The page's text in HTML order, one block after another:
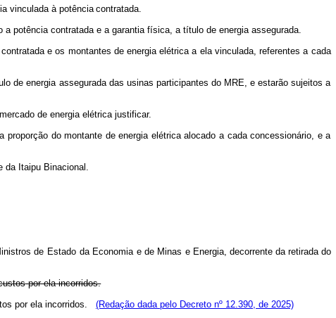
vinculada à potência contratada.
a potência contratada e a garantia física, a título de energia assegurada.
e os montantes de energia elétrica a ela vinculada, referentes a cada
de energia assegurada das usinas participantes do MRE, e estarão sujeitos a
de energia elétrica justificar.
proporção do montante de energia elétrica alocado a cada concessionário, e a
da Itaipu Binacional.
de Estado da Economia e de Minas e Energia, decorrente da retirada do
por ela incorridos.
por ela incorridos. (Redação dada pelo Decreto nº 12.390, de 2025)